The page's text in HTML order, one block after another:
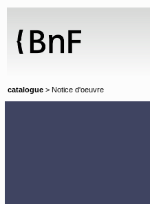
catalogue > Notice d'oeuvre